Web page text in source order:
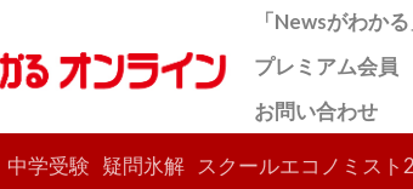
「Newsがわか
プレミアム会員
お問い合わせ
中学受験 疑問氷解 スクールエコノミスト